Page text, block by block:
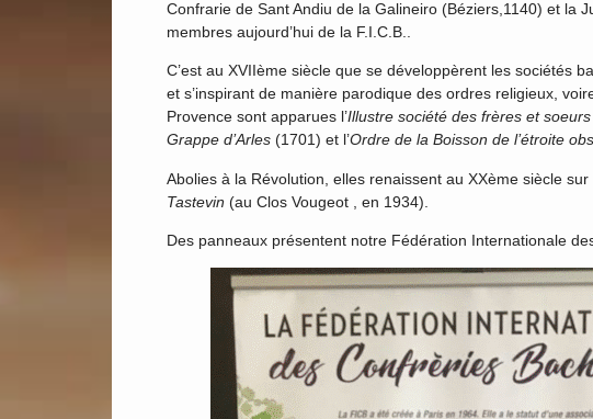
Confrarie de Sant Andiu de la Galineiro (Béziers,1140) et la
membres aujourd’hui de la F.I.C.B..
C’est au XVIIème siècle que se développèrent les sociétés
et s’inspirant de manière parodique des ordres religieux,
Provence sont apparues l’Illustre société des frères et
Grappe d’Arles (1701) et l’Ordre de la Boisson de l’étroite
Abolies à la Révolution, elles renaissent au XXème siècle sur
Tastevin (au Clos Vougeot , en 1934).
Des panneaux présentent notre Fédération Internationale